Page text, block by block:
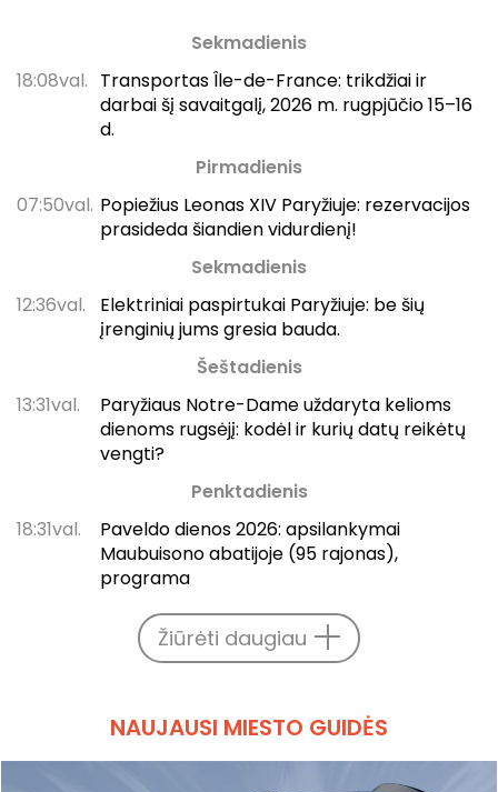
Sekmadienis
18:08val. Transportas Île-de-France: trikdžiai ir
darbai šį savaitgalį, 2026 m. rugpjūčio 15–16
d.
Pirmadienis
07:50val. Popiežius Leonas XIV Paryžiuje: rezervacijos
prasideda šiandien vidurdienį!
Sekmadienis
12:36val.
Elektriniai paspirtukai Paryžiuje: be šių
įrenginių jums gresia bauda.
Šeštadienis
13:31val.
Paryžiaus Notre-Dame uždaryta kelioms
dienoms rugsėjį: kodėl ir kurių datų reikėtų
vengti?
Penktadienis
18:31val.
Paveldo dienos 2026: apsilankymai
Maubuisono abatijoje (95 rajonas),
programa
Žiūrėti daugiau
NAUJAUSI MIESTO GUIDĖS